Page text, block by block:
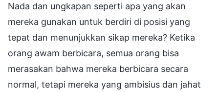
Nada dan ungkapan seperti apa yang akan
mereka gunakan untuk berdiri di posisi yang
tepat dan menunjukkan sikap mereka? Ketika
orang awam berbicara, semua orang bisa
merasakan bahwa mereka berbicara secara
normal, tetapi mereka yang ambisius dan jahat